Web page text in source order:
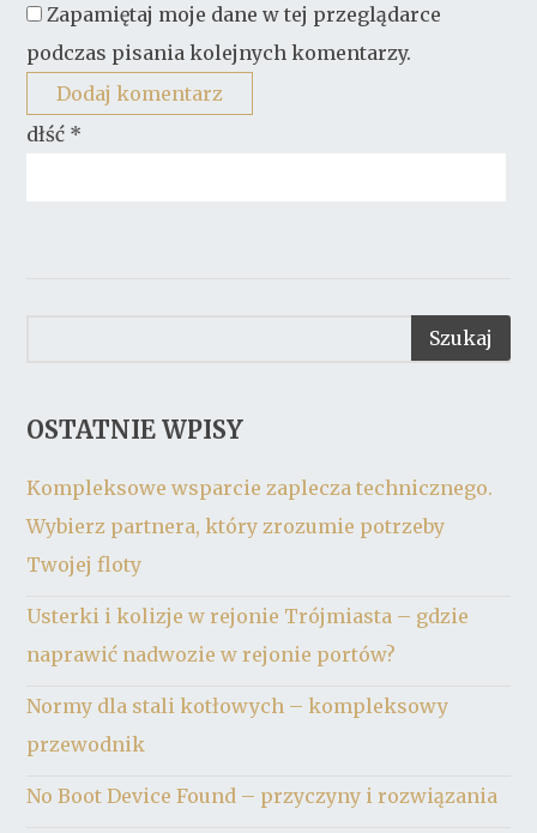
Zapamiętaj moje dane w tej przeglądarce
podczas pisania kolejnych komentarzy.
dłść *
OSTATNIE WPISY
Kompleksowe wsparcie zaplecza technicznego.
Wybierz partnera, który zrozumie potrzeby
Twojej floty
Usterki i kolizje w rejonie Trójmiasta – gdzie
naprawić nadwozie w rejonie portów?
Normy dla stali kotłowych – kompleksowy
przewodnik
No Boot Device Found – przyczyny i rozwiązania